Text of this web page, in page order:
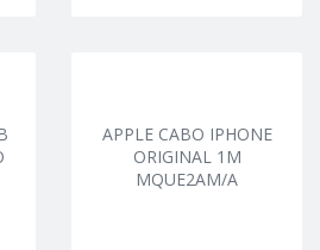
APPLE CABO IPHONE
ORIGINAL 1M
MQUE2AM/A